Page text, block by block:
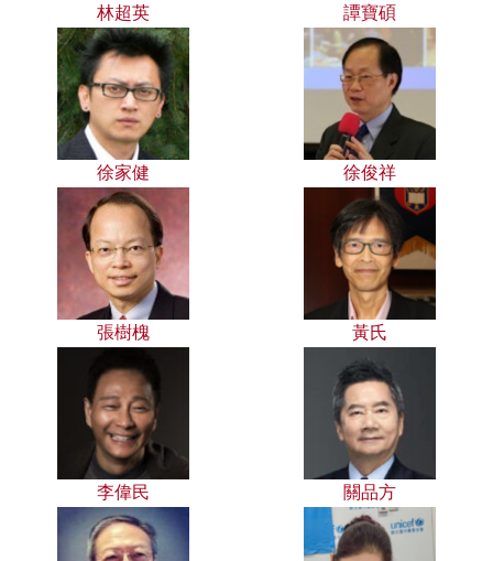
林超英 譚寶碩
徐家健 徐俊祥
張樹槐 黃氏
李偉民 關品方